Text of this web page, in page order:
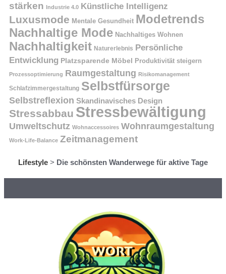
stärken Industrie 4.0 Künstliche Intelligenz
Luxusmode Mentale Gesundheit Modetrends
Nachhaltige Mode Nachhaltiges Wohnen
Nachhaltigkeit Naturerlebnis Persönliche
Entwicklung Platzsparende Möbel Produktivität steigern
Prozessoptimierung Raumgestaltung Risikomanagement
Schlafzimmergestaltung Selbstfürsorge
Selbstreflexion Skandinavisches Design
Stressabbau Stressbewältigung
Umweltschutz Wohnaccessoires Wohnraumgestaltung
Work-Life-Balance Zeitmanagement
Lifestyle > Die schönsten Wanderwege für aktive Tage